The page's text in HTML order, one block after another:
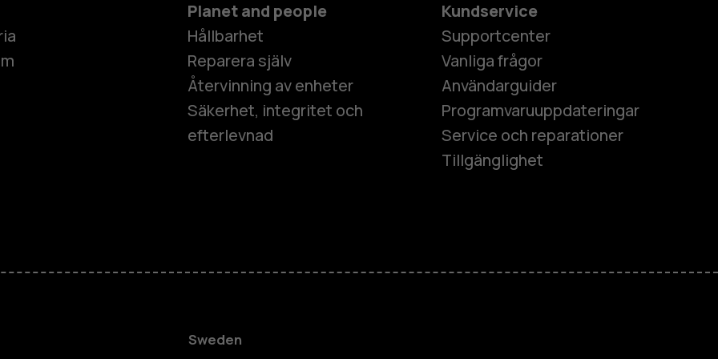
Mobiltelefoner
Tillbehör
Planet and people
Hållbarhet
Reparera själv
Återvinning av enheter
Säkerhet, integritet och
efterlevnad
Kundservice
Supportcenter
Vanliga frågor
Användarguider
Programvaruuppdateringar
Service och reparationer
Tillgänglighet
Sweden